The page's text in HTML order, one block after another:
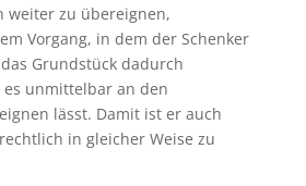
weiter zu übereignen,
Vorgang, in dem der Schenker
Grundstück dadurch
es unmittelbar an den
lässt. Damit ist er auch
in gleicher Weise zu